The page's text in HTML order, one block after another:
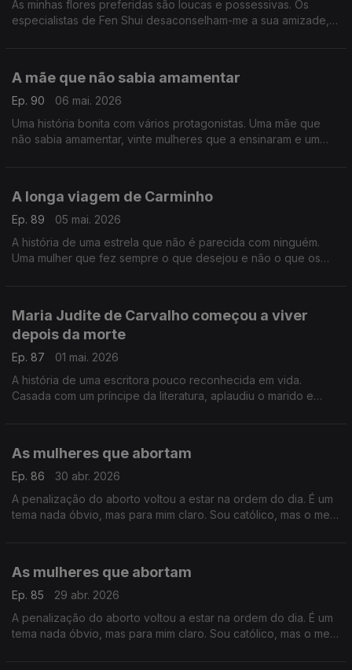
As minhas flores preferidas são loucas e possessivas. Os
especialistas de Fen Shui desaconselham-me a sua amizade,
A mãe que não sabia amamentar
Ep. 90
06 mai. 2026
Uma história bonita com vários protagonistas. Uma mãe que
não sabia amamentar, vinte mulheres que a ensinaram e um
A longa viagem de Carminho
Ep. 89
05 mai. 2026
A história de uma estrela que não é parecida com ninguém.
Uma mulher que fez sempre o que desejou e não o que os
Maria Judite de Carvalho começou a viver
depois da morte
Ep. 87
01 mai. 2026
A história de uma escritora pouco reconhecida em vida.
Casada com um príncipe da literatura, aplaudiu o marido e
As mulheres que abortam
Ep. 86
30 abr. 2026
A penalização do aborto voltou a estar na ordem do dia. É um
tema nada óbvio, mas para mim claro. Sou católico, mas o meu
As mulheres que abortam
Ep. 85
29 abr. 2026
A penalização do aborto voltou a estar na ordem do dia. É um
tema nada óbvio, mas para mim claro. Sou católico, mas o meu